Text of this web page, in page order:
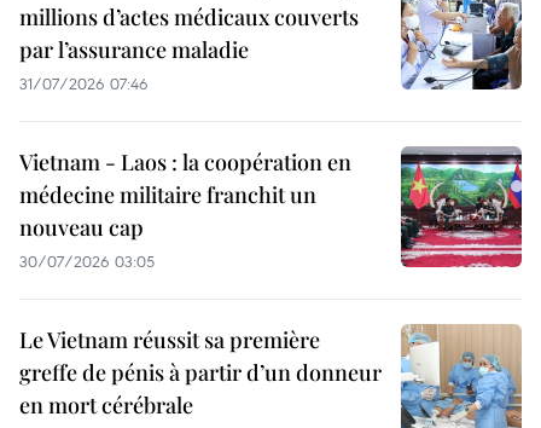
millions d’actes médicaux couverts
par l’assurance maladie
31/07/2026 07:46
Vietnam - Laos : la coopération en
médecine militaire franchit un
nouveau cap
30/07/2026 03:05
Le Vietnam réussit sa première
greffe de pénis à partir d’un donneur
en mort cérébrale